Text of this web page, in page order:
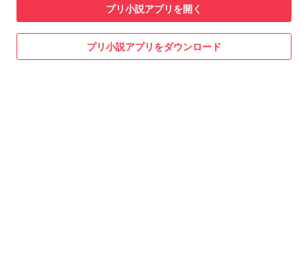
プリ小説アプリを開く
プリ小説アプリをダウンロード